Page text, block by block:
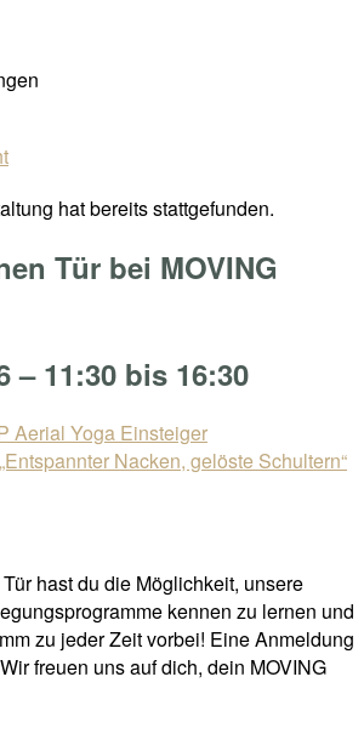
hat bereits stattgefunden.
Tür bei MOVING
– 11:30 bis 16:30
Aerial Yoga Einsteiger
Nacken, gelöste Schultern“
hast du die Möglichkeit, unsere
kennen zu lernen und
zu jeder Zeit vorbei! Eine Anmeldung
freuen uns auf dich, dein MOVING